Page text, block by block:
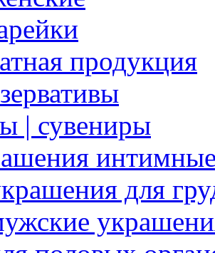
продукция
| сувениры
для